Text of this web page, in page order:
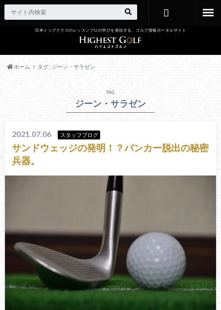
日本トップクラスのレッスンプロの学びを発信する、ゴルフ情報ポータルサイト
ホーム タグ : ジーン・サラゼン
TAG
ジーン・サラゼン
2021.07.06 スタッフブログ
サンドウェッジの発明！？バンカー脱出の秘密
兵器。